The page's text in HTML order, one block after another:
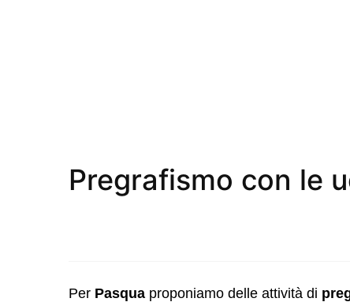
Pregrafismo con le
Per Pasqua proponiamo delle attività di